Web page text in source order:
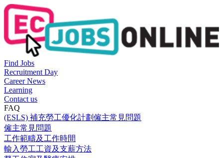
Find Jobs
Recruitment Day
Career News
Learning
Contact us
FAQ
(ESLS) 補充勞工優化計劃僱主常見問題
僱主常見問題
工作範疇及工作時間
輸入勞工工資及支薪方法